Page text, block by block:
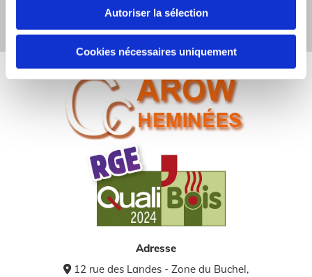
Autoriser la sélection
Cookies nécessaires uniquement
Adresse
 12 rue des Landes - Zone du Buchel,